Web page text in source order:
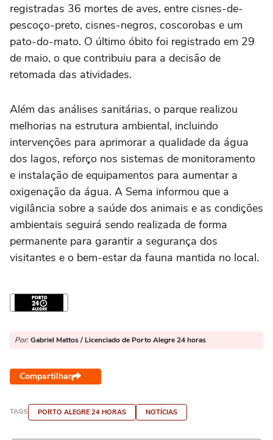
registradas 36 mortes de aves, entre cisnes-de-
pescoço-preto, cisnes-negros, coscorobas e um
pato-do-mato. O último óbito foi registrado em 29
de maio, o que contribuiu para a decisão de
retomada das atividades.
Além das análises sanitárias, o parque realizou
melhorias na estrutura ambiental, incluindo
intervenções para aprimorar a qualidade da água
dos lagos, reforço nos sistemas de monitoramento
e instalação de equipamentos para aumentar a
oxigenação da água. A Sema informou que a
vigilância sobre a saúde dos animais e as condições
ambientais seguirá sendo realizada de forma
permanente para garantir a segurança dos
visitantes e o bem-estar da fauna mantida no local.
Por: Gabriel Mattos / Licenciado de Porto Alegre 24 horas
Compartilhar
TAGS PORTO ALEGRE 24 HORAS NOTÍCIAS